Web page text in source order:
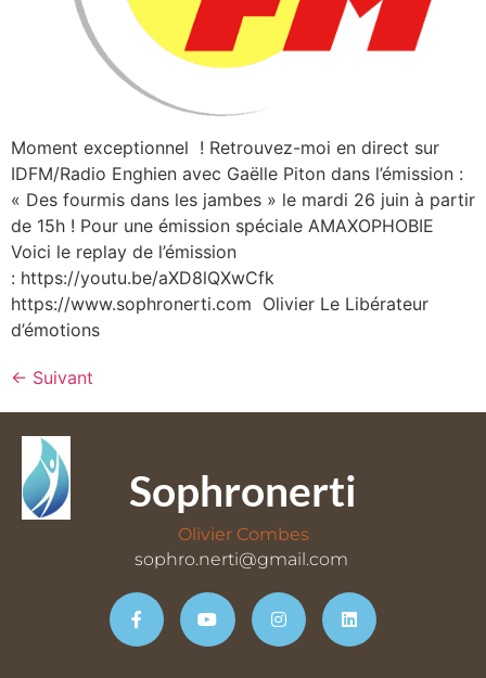
Moment exceptionnel ! Retrouvez-moi en direct sur
IDFM/Radio Enghien avec Gaëlle Piton dans l’émission :
« Des fourmis dans les jambes » le mardi 26 juin à partir
de 15h ! Pour une émission spéciale AMAXOPHOBIE
Voici le replay de l’émission
: https://youtu.be/aXD8lQXwCfk
https://www.sophronerti.com Olivier Le Libérateur
d’émotions
← Suivant
Sophronerti
Olivier Combes
sophro.nerti@gmail.com